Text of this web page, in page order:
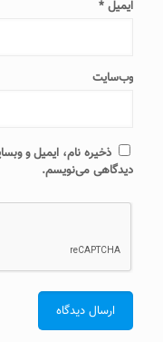
ایمیل *
وب‌سایت
ذخیره نام، ایمیل و
دیدگاهی می‌نویسم.